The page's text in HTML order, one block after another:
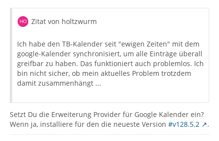
Zitat von holtzwurm
Ich habe den TB-Kalender seit "ewigen Zeiten" mit dem
google-Kalender synchronisiert, um alle Einträge überall
greifbar zu haben. Das funktioniert auch problemlos. Ich
bin nicht sicher, ob mein aktuelles Problem trotzdem
damit zusammenhängt ...
Setzt Du die Erweiterung Provider für Google Kalender ein?
Wenn ja, installiere für den die neueste Version #v128.5.2 .